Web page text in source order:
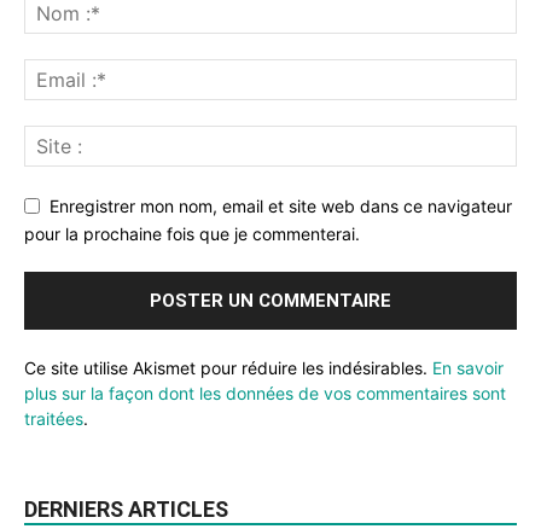
Enregistrer mon nom, email et site web dans ce navigateur
pour la prochaine fois que je commenterai.
Ce site utilise Akismet pour réduire les indésirables. En savoir
plus sur la façon dont les données de vos commentaires sont
traitées.
DERNIERS ARTICLES